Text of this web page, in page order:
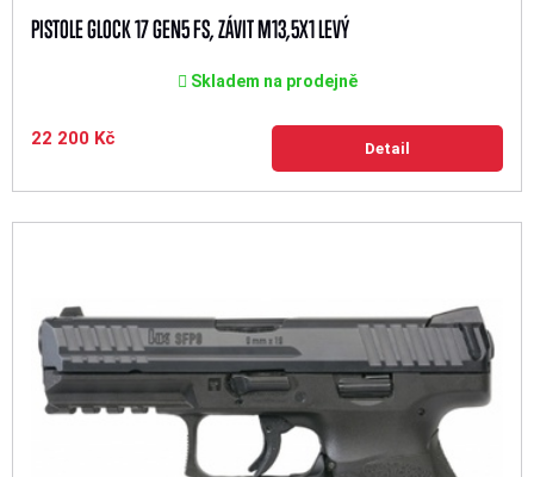
PISTOLE GLOCK 17 GEN5 FS, ZÁVIT M13,5X1 LEVÝ
Skladem na prodejně
22 200 Kč Detail